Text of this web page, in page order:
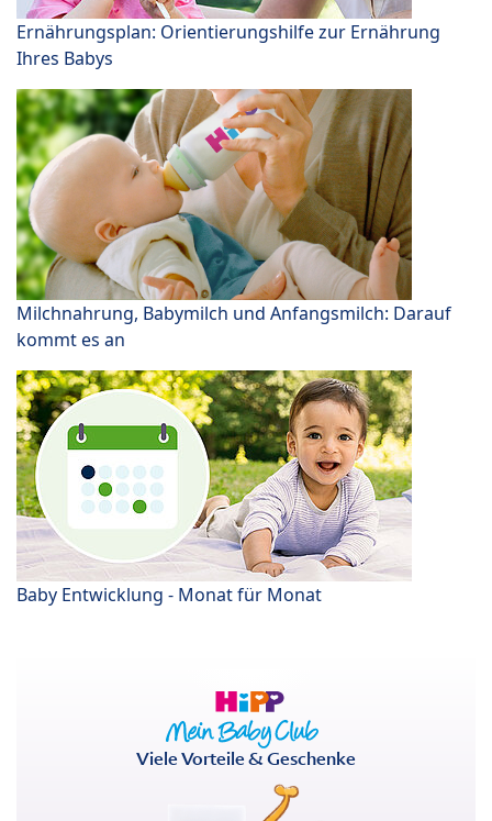
Ernährungsplan: Orientierungshilfe zur Ernährung
Ihres Babys
Milchnahrung, Babymilch und Anfangsmilch: Darauf
kommt es an
Baby Entwicklung - Monat für Monat
Viele Vorteile & Geschenke